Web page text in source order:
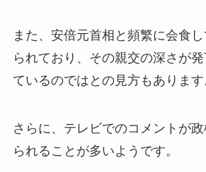
また、安倍元首相と頻繁に会食
られており、その親交の深さが
ているのではとの見方もあります
さらに、テレビでのコメントが
られることが多いようです。